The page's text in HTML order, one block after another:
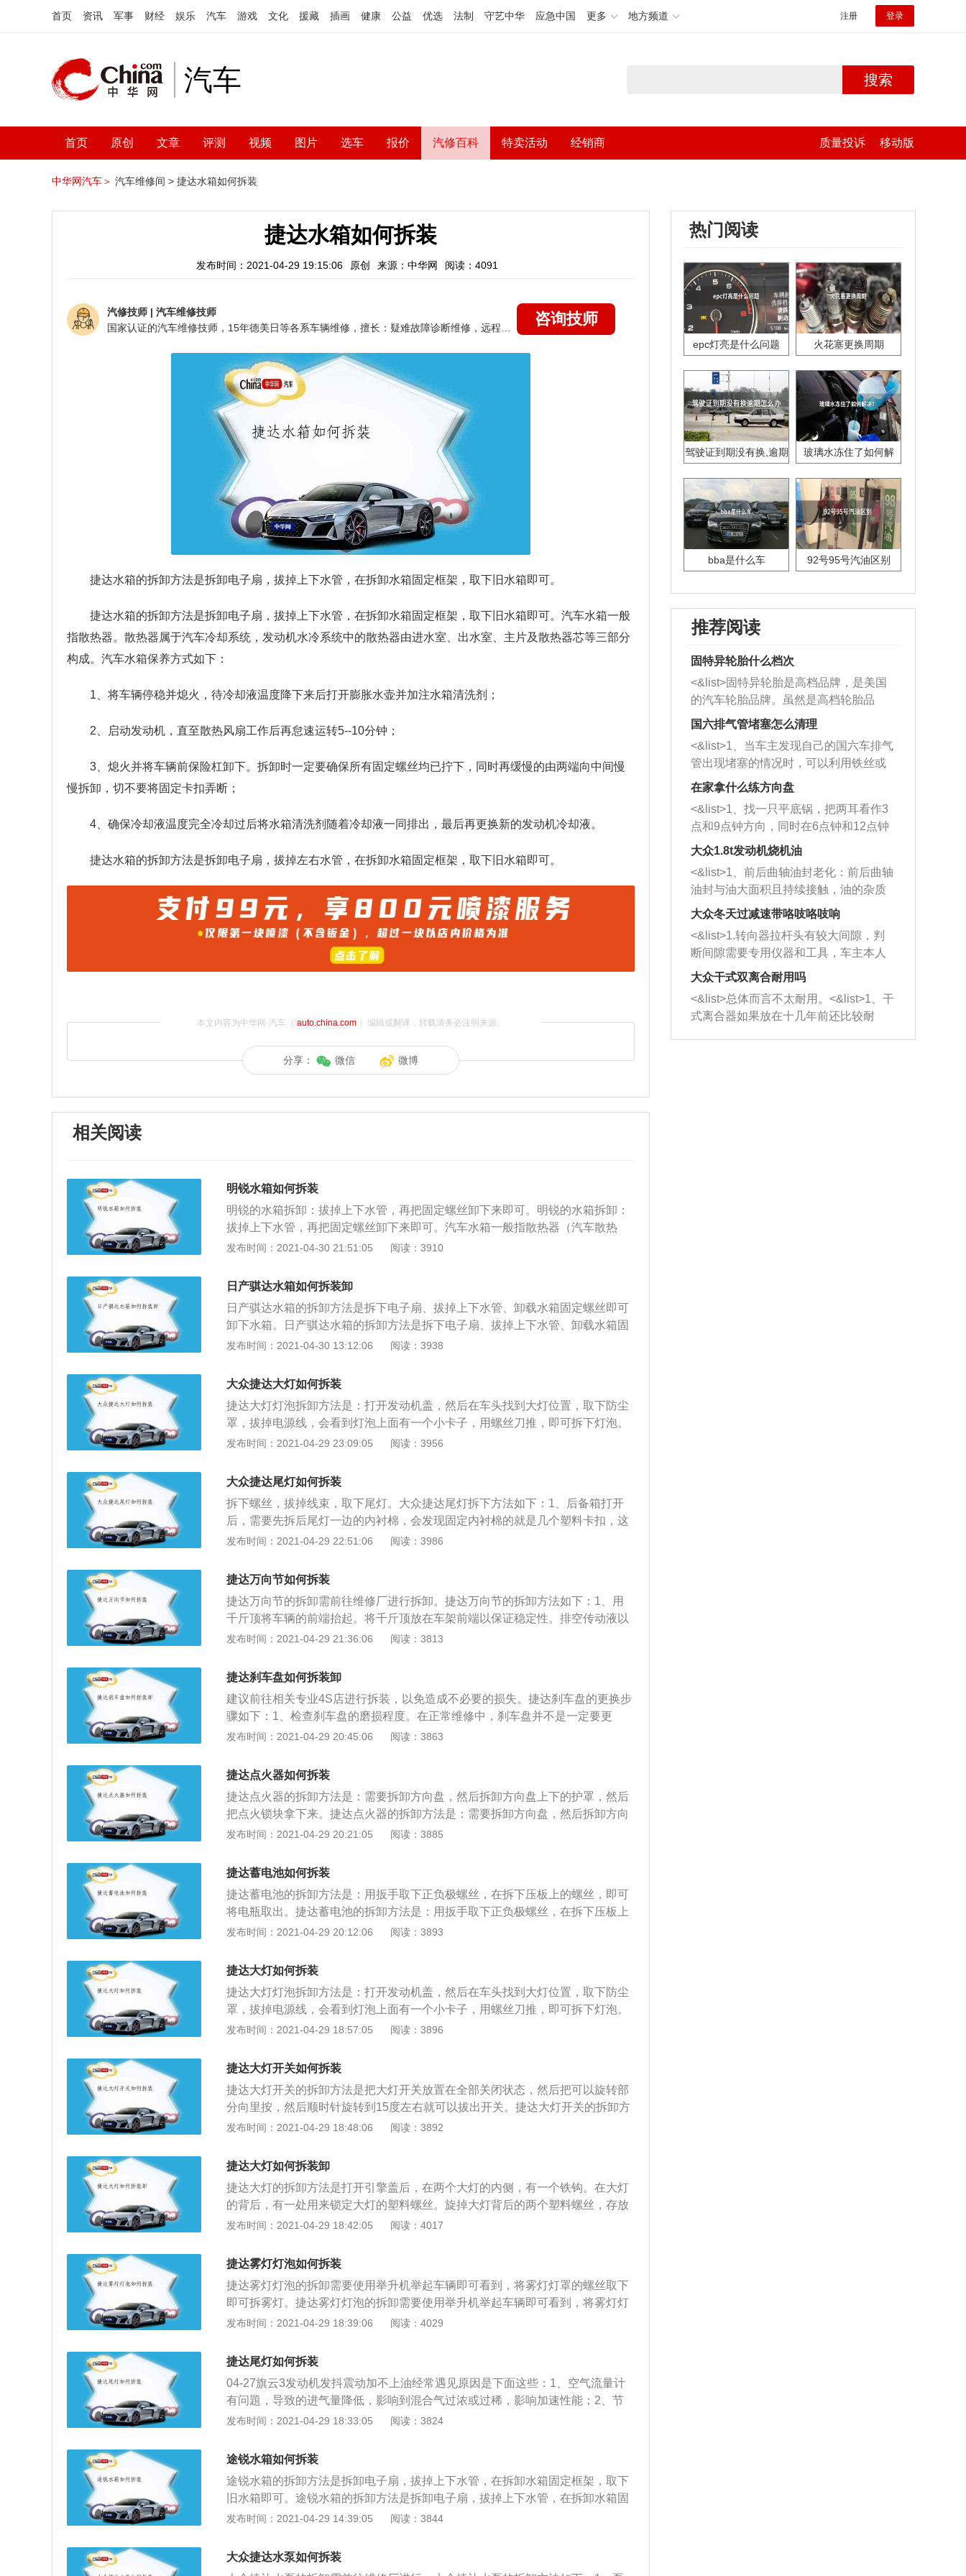
首页 资讯 军事 财经 娱乐 汽车 游戏 文化 援藏 插画 健康 公益 优选 法制 守艺中华 应急中国 更多 地方频道 注册 登录
汽车 搜索
首页 原创 文章 评测 视频 图片 选车 报价 汽修百科 特卖活动 经销商 质量投诉 移动版
中华网汽车＞ 汽车维修间 > 捷达水箱如何拆装
捷达水箱如何拆装
发布时间：2021-04-29 19:15:06 原创 来源：中华网 阅读：4091
汽修技师 | 汽车维修技师
咨询技师
捷达水箱的拆卸方法是拆卸电子扇，拔掉上下水管，在拆卸水箱固定框架，取下旧水箱即可。
捷达水箱的拆卸方法是拆卸电子扇，拔掉上下水管，在拆卸水箱固定框架，取下旧水箱即可。汽车水箱一般
指散热器。散热器属于汽车冷却系统，发动机水冷系统中的散热器由进水室、出水室、主片及散热器芯等三部分
构成。汽车水箱保养方式如下：
1、将车辆停稳并熄火，待冷却液温度降下来后打开膨胀水壶并加注水箱清洗剂；
2、启动发动机，直至散热风扇工作后再怠速运转5--10分钟；
3、熄火并将车辆前保险杠卸下。拆卸时一定要确保所有固定螺丝均已拧下，同时再缓慢的由两端向中间慢
慢拆卸，切不要将固定卡扣弄断；
4、确保冷却液温度完全冷却过后将水箱清洗剂随着冷却液一同排出，最后再更换新的发动机冷却液。
捷达水箱的拆卸方法是拆卸电子扇，拔掉左右水管，在拆卸水箱固定框架，取下旧水箱即可。
本文内容为中华网·汽车（ auto.china.com）编辑或翻译，转载请务必注明来源。
分享： 微信 微博
相关阅读
明锐水箱如何拆装
明锐的水箱拆卸：拔掉上下水管，再把固定螺丝卸下来即可。明锐的水箱拆卸：
拔掉上下水管，再把固定螺丝卸下来即可。汽车水箱一般指散热器（汽车散热
器）散热器属于汽车冷却系统，发动机水冷系统中的散热器由进水室、出水室、
盖，假如听到嘶嘶声，等到声音消失后再打开；2、将适量的冷却液加注在冷却
液膨胀罐内，达到膨胀罐MAX和MIN刻度之间的位置；3、在冷却液膨胀罐盖打
开的情况下，启动发动机；汽修网Http://auto.china.com/4、启动发动机后，罐内
冷却液会慢慢减少，这时候再添加适量的冷却液到膨胀罐内，直至液面达到冷却
液膨胀罐MAX和MIN度之间的位置；5、重新装上盖子，确保压力盖用手拧紧并
发布时间：2021-04-30 21:51:05 阅读：3910
日产骐达水箱如何拆装卸
日产骐达水箱的拆卸方法是拆下电子扇、拔掉上下水管、卸载水箱固定螺丝即可
卸下水箱。日产骐达水箱的拆卸方法是拆下电子扇、拔掉上下水管、卸载水箱固
定螺丝即可卸下水箱。汽车水箱一般是指汽车散热器，散热器属于汽车冷却系
成。汽车水箱加水步骤如下：1、逆时针方向转动压力盖，假如听到嘶嘶声，等
到声音消失后再打开；2、将适量的冷却液加注在冷却液膨胀罐内，达到膨胀罐M
AX和MIN刻度之间的位置；3、在冷却液膨胀罐盖打开的情况下，启动发动机；
4、启动发动机后，罐内冷却液会慢慢减少，这时候再添加适量的冷却液到膨胀
罐内，直至液面达到冷却液膨胀罐MAX和MIN度之间的位置；5、重新装上盖
拔掉左右水管、卸载水箱固定螺丝即可卸下水箱。
发布时间：2021-04-30 13:12:06 阅读：3938
大众捷达大灯如何拆装
捷达大灯灯泡拆卸方法是：打开发动机盖，然后在车头找到大灯位置，取下防尘
罩，拔掉电源线，会看到灯泡上面有一个小卡子，用螺丝刀推，即可拆下灯泡。
捷达大灯灯泡拆卸方法是：打开发动机盖，然后在车头找到大灯位置，取下防尘
汽车车灯的分类如下：1、前照灯，组合前照灯在汽车的前部，它主要起照明和
信号作用。前照灯发出的光可以照亮车体前方的道路情况，使驾驶者可以在黑夜
里安全的行车；2、组合尾灯，组合尾灯在汽车的后部，它主要起照明和信号作
用；3、转向灯，用来向其它道路使用者表示左转或者右转向的灯具。法规要求
为琥珀色；4、牌照灯，牌照灯它主要是照明车牌，使人们在黑夜中辨别车辆牌
下防尘罩，拔掉电源线，会看到灯泡上面有一个小卡扣，用螺丝刀推，即可拆下
灯泡。
发布时间：2021-04-29 23:09:05 阅读：3956
大众捷达尾灯如何拆装
拆下螺丝，拔掉线束，取下尾灯。大众捷达尾灯拆下方法如下：1、后备箱打开
后，需要先拆后尾灯一边的内衬棉，会发现固定内衬棉的就是几个塑料卡扣，这
时候需要用一个小一字改锥将这几个卡扣撬开，然后用手将内衬棉扒开就行了，
螺母一共有三条，取出小级轮，配上八号套头，然后将固定在上面的三个螺母逐
一拆卸下来放好；3、后尾灯线束的拆卸，尾灯线束就一根线插头，只需要用手
将这个线束插头拔下来就行了，假如不好拔的话，就用小一字改锥轻轻撬一下，
就可以拆下尾灯。www.QCWXjs.com
发布时间：2021-04-29 22:51:06 阅读：3986
捷达万向节如何拆装
捷达万向节的拆卸需前往维修厂进行拆卸。捷达万向节的拆卸方法如下：1、用
千斤顶将车辆的前端抬起。将千斤顶放在车架前端以保证稳定性。排空传动液以
防泄漏。将变速器加注塞；2、准备一个用于流体的容器，并断开变速器的排水
动；3、通过除去枷锁从变速器上拆下传动轴。防止冲撞的滚针轴承用胶带固定
轴承盖。稳定在副传动轴。删除磁带。将轴承从轭通过拆卸挡圈；4、使用不同
尺寸的插座和虎钳提供的杠杆，以使轴承盖远离轭架。用钳子把盖子推到装配
上。在虎钳周围翻转传动轴，在另一端重复前一道工序；5、将从两轭架和传动
轴的万向节。从整个传动轴总成上卸下所有污物和碎屑，确保其完全清洁。在更
装到盖中。部分插入反对帽。将万向节排成一行，用压力机将盖子推到适当的位
置。插入扣环。将驱动轴的位置。确认轭与传动轴正确对齐。汽车维修技术辋htt
p://www.QCWXJS.COM/
发布时间：2021-04-29 21:36:06 阅读：3813
捷达刹车盘如何拆装卸
建议前往相关专业4S店进行拆装，以免造成不必要的损失。捷达刹车盘的更换步
骤如下：1、检查刹车盘的磨损程度。在正常维修中，刹车盘并不是一定要更
换，根据实际情况来判断是否要更换刹车盘，刹车盘上有很超过3MM的槽口，可
可以看到圆圆的盘子就是汽车刹车盘；3、拆固定制动钳螺丝。刹车盘装在前轮
轴承上，外边有制动钳来固定，拆掉制动错上的两个18的螺丝，把制动钳取下
来，因为制动钳上有油管联接，要慢慢放下，防止油管断裂；4、取下旧的刹车
盘。旧的刹车盘安装在前轮轴承上，在轴承和刹车盘上会产生铁锈，这时可以用
锤子从刹车盘后面敲击，边敲击边转动刹车盘，让刹车盘的各个面都能被敲击
车盘的眼与轴承上的眼对齐后，用锤子轻轻敲击刹车盘内部，让完全固定在轴承
上；6、装上制动钳。把制动钳按原位置装上，拧紧两颗固定螺丝，用用转动轴
承查看转动起来可有异响。
发布时间：2021-04-29 20:45:06 阅读：3863
捷达点火器如何拆装
捷达点火器的拆卸方法是：需要拆卸方向盘，然后拆卸方向盘上下的护罩，然后
把点火锁块拿下来。捷达点火器的拆卸方法是：需要拆卸方向盘，然后拆卸方向
盘上下的护罩，然后把点火锁块拿下来。汽车点火器是点燃式发动机为了正常工
～30000V），使火花塞产生足够强的火花，点燃可燃混合气。下面是汽车点火器
的工作原理：1、发动机工作时，ECU会根据各传感器信号确定某缸点火；2、然
后向点火器发出信号指令，点火器控制点火线圈内进行初级电路通电或断电；
3、当点火线圈中的初级电路断电时，次级线圈产生的高压电输送给分电器，分
电器按照发动机的点火顺序，依次将高压电输送给各缸火花塞，火花塞跳火，然
才拆卸方向盘左右的护罩，然后才把点火锁块拿下来。（汽车维修技朮wangωω
ω.QcwxJs.com原创）
发布时间：2021-04-29 20:21:05 阅读：3885
捷达蓄电池如何拆装
捷达蓄电池的拆卸方法是：用扳手取下正负极螺丝，在拆下压板上的螺丝，即可
将电瓶取出。捷达蓄电池的拆卸方法是：用扳手取下正负极螺丝，在拆下压板上
的螺丝，即可将电瓶取出。蓄电池的设计寿命是27个月、一般家庭用车比较省、
电池好坏的检测步骤如下：1、检测蓄电池外表：检查蓄电池外壳是否凸出、漏
夜、断隔、电瓶接线端子腐蚀等，假如有这种现象，说明电瓶已经坏死。需要更
换了；2、检测蓄电池电压：充电两个小时后，每隔20分钟对单体电瓶的电压进
行检测，如不足13说明该电池有问题；放电时，每隔10分钟分三次进行检测，放
电时间比其他电池快并低于10V则该电池有问题；3、检测蓄电池是否“失水”发
水”；打开蓄电池上面的盖子，可以看见有六个园孔，检查每个孔内电解液的颜
色，呈黑色，说明极板铅粉已经脱落，这节电池坏死。捷达蓄电池的拆卸方法
是：用扳手取下正负极螺丝，在拆下压板上的螺丝，即可将电瓶取出。
发布时间：2021-04-29 20:12:06 阅读：3893
捷达大灯如何拆装
捷达大灯灯泡拆卸方法是：打开发动机盖，然后在车头找到大灯位置，取下防尘
罩，拔掉电源线，会看到灯泡上面有一个小卡子，用螺丝刀推，即可拆下灯泡。
捷达大灯灯泡拆卸方法是：打开发动机盖，然后在车头找到大灯位置，取下防尘
汽车车灯的分类如下：1、前照灯，组合前照灯在汽车的前部，它主要起照明和
信号作用。前照灯发出的光可以照亮车体前方的道路情况，使驾驶者可以在黑夜
里安全的行车；2、组合尾灯，组合尾灯在汽车的后部，它主要起照明和信号作
用；3、转向灯，用来向其它道路使用者表示左转或者右转向的灯具。法规要求
为琥珀色；4、牌照灯，牌照灯它主要是照明车牌，使人们在黑夜中辨别车辆牌
发布时间：2021-04-29 18:57:05 阅读：3896
捷达大灯开关如何拆装
捷达大灯开关的拆卸方法是把大灯开关放置在全部关闭状态，然后把可以旋转部
分向里按，然后顺时针旋转到15度左右就可以拔出开关。捷达大灯开关的拆卸方
法是把大灯开关放置在全部关闭状态，然后把可以旋转部分向里按，然后顺时针
灯，作为汽车的眼睛，不仅关系到一个车主的外在形象，更与夜间开车或坏天气
条件下的安全驾驶紧密联系。以下是汽车车灯的分类：1、前照灯，组合前照灯
在汽车的前部，它主要起照明和信号作用。前照灯发出的光可以照亮车体前方的
道路情况，使驾驶者可以在黑夜里安全的行车；2、组合尾灯，组合尾灯在汽车
的后部，它主要起照明和信号作用；3、转向灯，用来向其它道路使用者表示左
牌，使人们在黑夜中辨别车辆牌照。
发布时间：2021-04-29 18:48:06 阅读：3892
捷达大灯如何拆装卸
捷达大灯的拆卸方法是打开引擎盖后，在两个大灯的内侧，有一个铁钩。在大灯
的背后，有一处用来锁定大灯的塑料螺丝。旋掉大灯背后的两个塑料螺丝，存放
好。再将铁钩向外拉到底，即可拆除大灯。捷达大灯的拆卸方法是打开引擎盖
料螺丝。旋掉大灯背后的两个塑料螺丝，存放好。再将铁钩向外拉到底，即可拆
除大灯。以下是汽车车灯的分类：1、前照灯，组合前照灯在汽车的前部，它主
要起照明和信号作用。前照灯发出的光可以照亮车体前方的道路情况，使驾驶者
可以在黑夜里安全的行车；2、组合尾灯，组合尾灯在汽车的后部，它主要起照
明和信号作用；3、转向灯，用来向其它道路使用者表示左转或者右转向的灯
中辨别车辆牌照。
发布时间：2021-04-29 18:42:05 阅读：4017
捷达雾灯灯泡如何拆装
捷达雾灯灯泡的拆卸需要使用举升机举起车辆即可看到，将雾灯灯罩的螺丝取下
即可拆雾灯。捷达雾灯灯泡的拆卸需要使用举升机举起车辆即可看到，将雾灯灯
罩的螺丝取下即可拆雾灯。雾灯的作用就是在雾天或者雨天能见度受天气影响较
车辆用的都是卤素雾灯，比卤素雾灯更高级的是LED雾灯。以下是汽车车灯的分
类：1、前照灯，组合前照灯在汽车的前部，它主要起照明和信号作用。前照灯
发出的光可以照亮车体前方的道路情况，使驾驶者可以在黑夜里安全的行车；
2、组合尾灯，组合尾灯在汽车的后部，它主要起照明和信号作用；3、转向灯，
用来向其它道路使用者表示左转或者右转向的灯具。法规要求为琥珀色；4、牌
p://auto.china.com/)
发布时间：2021-04-29 18:39:06 阅读：4029
捷达尾灯如何拆装
04-27旗云3发动机发抖震动加不上油经常遇见原因是下面这些：1、空气流量计
有问題，导致的进气量降低，影响到混合气过浓或过稀，影响加速性能；2、节
气门...
发布时间：2021-04-29 18:33:05 阅读：3824
途锐水箱如何拆装
途锐水箱的拆卸方法是拆卸电子扇，拔掉上下水管，在拆卸水箱固定框架，取下
旧水箱即可。途锐水箱的拆卸方法是拆卸电子扇，拔掉上下水管，在拆卸水箱固
定框架，取下旧水箱即可。汽车水箱一般指散热器。散热器属于汽车冷却系统，
汽车水箱保养方式如下：1、将车辆停稳并熄火，待冷却液温度降下来后打开膨
胀水壶并加注水箱清洗剂；2、启动发动机，直至散热风扇工作后再怠速运转5--1
发布时间：2021-04-29 14:39:05 阅读：3844
大众捷达水泵如何拆装
热门阅读
epc灯亮是什么问题 火花塞更换周期
驾驶证到期没有换,逾期
玻璃水冻住了如何解
bba是什么车 92号95号汽油区别
推荐阅读
固特异轮胎什么档次
<&list>固特异轮胎是高档品牌，是美国
的汽车轮胎品牌。虽然是高档轮胎品
牌，但是中高低端的轮胎都有生产，这
也是为了更好的开拓市场。
国六排气管堵塞怎么清理
<&list>1、当车主发现自己的国六车排气
管出现堵塞的情况时，可以利用铁丝或
者是细棍，直接将杂物给取出来，如果
堵塞情况比较严重，也可以采取应急措
施。 <&list>2、直接利用木棍将所有的
杂物推到排气管里面的位置处，然后将
三元催化器拆解开，就可以将堵塞的东
西取出来。但如果是因为积碳过多引起
的堵塞，就需要将三元催化器泡在草酸
洗剂对堵塞的情况得到解决，将清洗剂
放在燃油箱中，与燃油混合后，车辆启
动时，就可以和汽油一起进入到燃烧
室，最后形成废气排出，就可以让三元
催化器得到清洗，排气管堵塞的情况就
能够得到解决。
在家拿什么练方向盘
<&list>1、找一只平底锅，把两耳看作3
点和9点钟方向，同时在6点钟和12点钟
方向做一个标记。 <&list>2、双手握住
一圈半的练习，往右同样也要打相同的
圈数。 <&list>3、最后强调要反复练
习，这样就可以形成肌肉记忆，在真实
驾驶车辆时，不需要记忆也能打好方
向。
大众1.8t发动机烧机油
<&list>1、前后曲轴油封老化：前后曲轴
油封与油大面积且持续接触，油的杂质
和发动机内持续温度变化使其密封效果
逐渐减弱，导致渗油或漏油。<&list>2、
活塞间隙过大：积碳会使活塞环与缸体
的间隙扩大，导致机油流入燃烧室中，
造成烧机油。<&list>3、机油粘度。使用
机油粘度过小的话，同样会有烧机油现
象，机油粘度过小具有很好的流动性，
大众冬天过减速带咯吱咯吱响
<&list>1.转向器拉杆头有较大间隙，判
断间隙需要专用仪器和工具，车主本人
无法制作，需要将车辆送到修理厂或4s
店；<&list>2.车辆半轴套管防尘罩破
裂，破裂后会出现漏油现象，使半轴磨
损严重，磨损的半轴容易损坏，产生异
响；<&list>3.稳定器的转向胶套和球头
大众干式双离合耐用吗
<&list>总体而言不太耐用。<&list>1、干
式离合器如果放在十几年前还比较耐